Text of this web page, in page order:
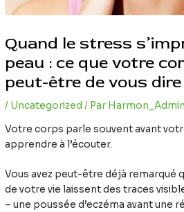
Quand le stress
peau : ce que votre
peut-être de vous dire
/ Uncategorized / Par Harmon_Admin
Votre corps parle souvent avant
apprendre à l’écouter.
Vous avez peut-être déjà remarqué
de votre vie laissent des traces
– une poussée d’eczéma avant une